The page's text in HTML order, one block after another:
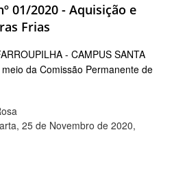
01/2020 - Aquisição e
Frias
- CAMPUS SANTA
da Comissão Permanente de
25 de Novembro de 2020,